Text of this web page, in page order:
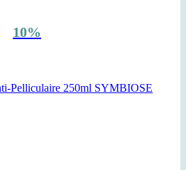
10%
Pelliculaire 250ml SYMBIOSE